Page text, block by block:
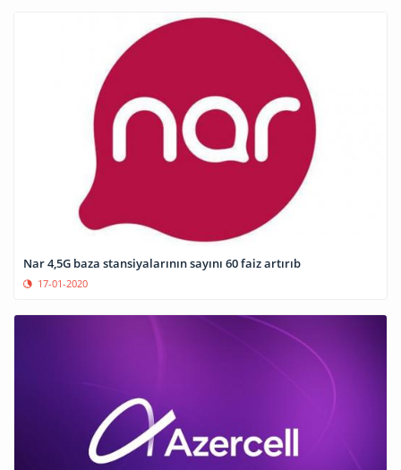
Nar 4,5G baza stansiyalarının sayını 60 faiz artırıb
17-01-2020